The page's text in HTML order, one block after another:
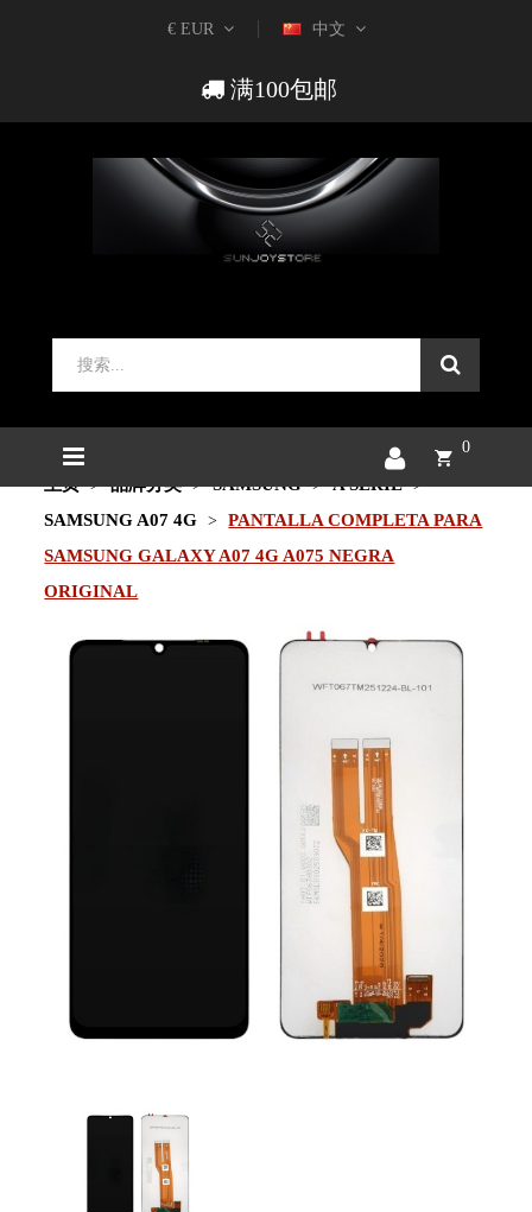
€ EUR 中文
满100包邮
0
主页 品牌分类 SAMSUNG
A SERIE
SAMSUNG A07 4G
PANTALLA COMPLETA PARA
SAMSUNG GALAXY A07 4G A075 NEGRA
ORIGINAL